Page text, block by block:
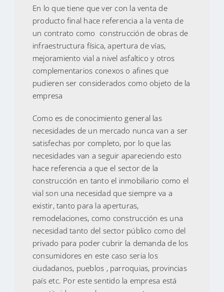
En lo que tiene que ver con la venta de
producto final hace referencia a la venta de
un contrato como construcción de obras de
infraestructura física, apertura de vías,
mejoramiento vial a nivel asfaltico y otros
complementarios conexos o afines que
pudieren ser considerados como objeto de la
empresa
Como es de conocimiento general las
necesidades de un mercado nunca van a ser
satisfechas por completo, por lo que las
necesidades van a seguir apareciendo esto
hace referencia a que el sector de la
construcción en tanto el inmobiliario como el
vial son una necesidad que siempre va a
existir, tanto para la aperturas,
remodelaciones, como construcción es una
necesidad tanto del sector público como del
privado para poder cubrir la demanda de los
consumidores en este caso seria los
ciudadanos, pueblos , parroquias, provincias
país etc. Por este sentido la empresa está